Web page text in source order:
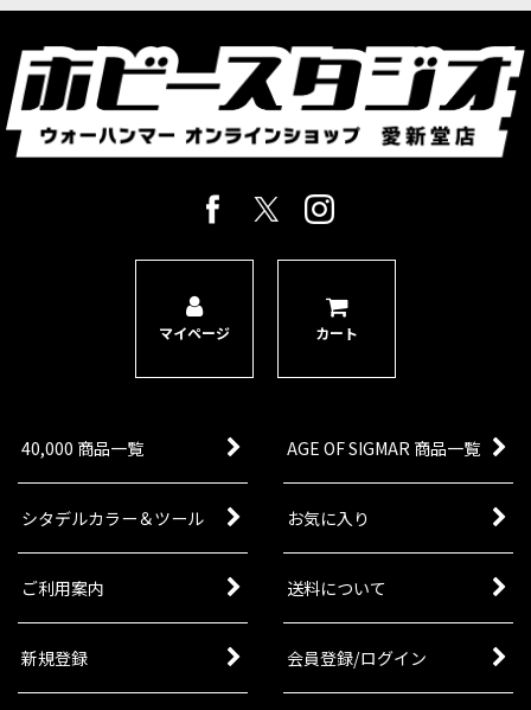
マイページ カート
40,000 商品一覧 AGE OF SIGMAR 商品一覧
シタデルカラー＆ツール お気に入り
ご利用案内 送料について
新規登録 会員登録/ログイン